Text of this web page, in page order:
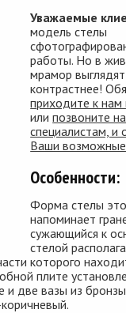
Уважаемые
модель стелы
работы. Но в
мрамор
контрастнее!
приходите к
илипозвоните
специалистам, и
Ваши
Особенности:
Форма стелы
напоминает
сужающийся к
стелой
которого
плите
и две вазы из